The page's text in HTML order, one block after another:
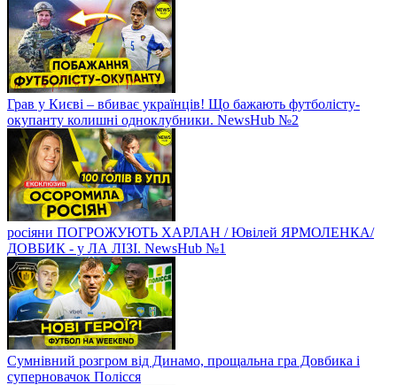
Грав у Києві – вбиває українців! Що бажають футболісту-
окупанту колишні одноклубники. NewsHub №2
росіяни ПОГРОЖУЮТЬ ХАРЛАН / Ювілей ЯРМОЛЕНКА/
ДОВБИК - у ЛА ЛІЗІ. NewsHub №1
Сумнівний розгром від Динамо, прощальна гра Довбика і
суперновачок Полісся